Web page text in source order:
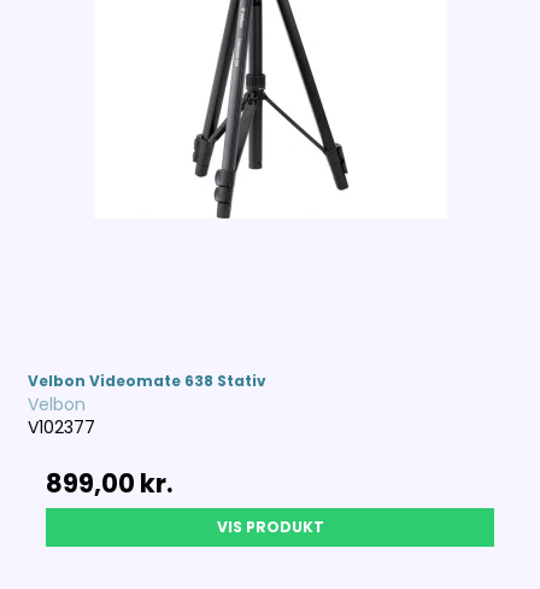
Velbon Videomate 638 Stativ
Velbon
V102377
899,00 kr.
VIS PRODUKT